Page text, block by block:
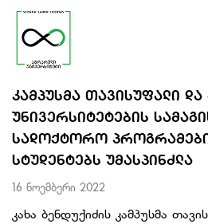
ᲙᲐᲛᲞᲣᲡᲛᲐ ᲗᲐᲕᲘᲡᲣᲤᲐᲚᲘ
ᲣᲜᲘᲕᲔᲠᲡᲘᲢᲔᲢᲔᲑᲘᲡ
ᲡᲐᲓᲝᲥᲢᲝᲠᲝ
ᲡᲢᲣᲓᲔᲜᲢᲔᲑᲡ ᲣᲛᲐᲡᲞᲘᲜᲫᲚᲐ
16 ნოემბერი 2022
კახა ბენდუქიძის კამპუსმა